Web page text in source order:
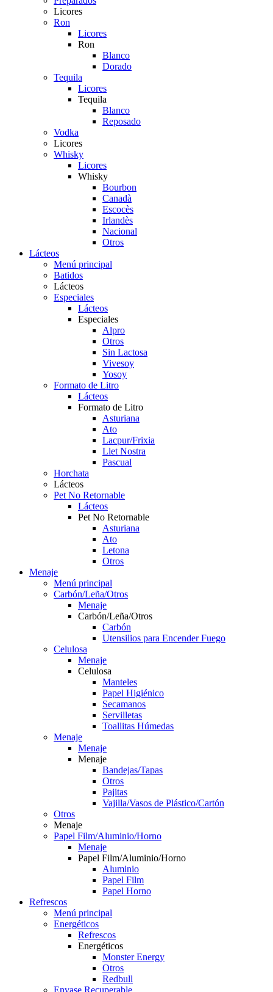
Licores
Ron
Licores
Ron
Blanco
Dorado
Tequila
Licores
Tequila
Blanco
Reposado
Vodka
Licores
Whisky
Licores
Whisky
Bourbon
Canadà
Escocès
Irlandès
Nacional
Otros
Lácteos
Menú principal
Batidos
Lácteos
Especiales
Lácteos
Especiales
Alpro
Otros
Sin Lactosa
Vivesoy
Yosoy
Formato de Litro
Lácteos
Formato de Litro
Asturiana
Ato
Lacpur/Frixia
Llet Nostra
Pascual
Horchata
Lácteos
Pet No Retornable
Lácteos
Pet No Retornable
Asturiana
Ato
Letona
Otros
Menaje
Menú principal
Carbón/Leña/Otros
Menaje
Carbón/Leña/Otros
Carbón
Utensilios para Encender Fuego
Celulosa
Menaje
Celulosa
Manteles
Papel Higiénico
Secamanos
Servilletas
Toallitas Húmedas
Menaje
Menaje
Menaje
Bandejas/Tapas
Otros
Pajitas
Vajilla/Vasos de Plástico/Cartón
Otros
Menaje
Papel Film/Aluminio/Horno
Menaje
Papel Film/Aluminio/Horno
Aluminio
Papel Film
Papel Horno
Refrescos
Menú principal
Energéticos
Refrescos
Energéticos
Monster Energy
Otros
Redbull
Envase Recuperable